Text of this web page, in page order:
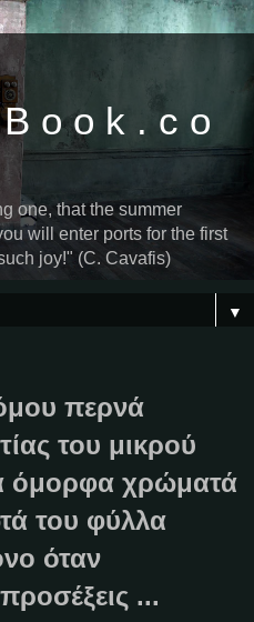
o o k . c o
one, that the summer
will enter ports for the first
joy!" (C. Cavafis)
▼
περνά
του μικρού
όμορφα χρώματά
του φύλλα
όταν
...